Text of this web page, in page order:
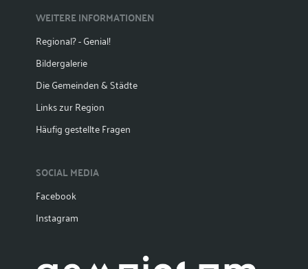
WEITERE INFORMATIONEN
Regional? - Genial!
Bildergalerie
Die Gemeinden & Städte
Links zur Region
Häufig gestellte Fragen
SOCIAL MEDIA
Facebook
Instagram